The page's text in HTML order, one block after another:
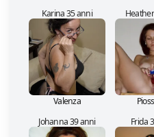
Karina 35 anni
Valenza
Johanna 39 anni
Frida